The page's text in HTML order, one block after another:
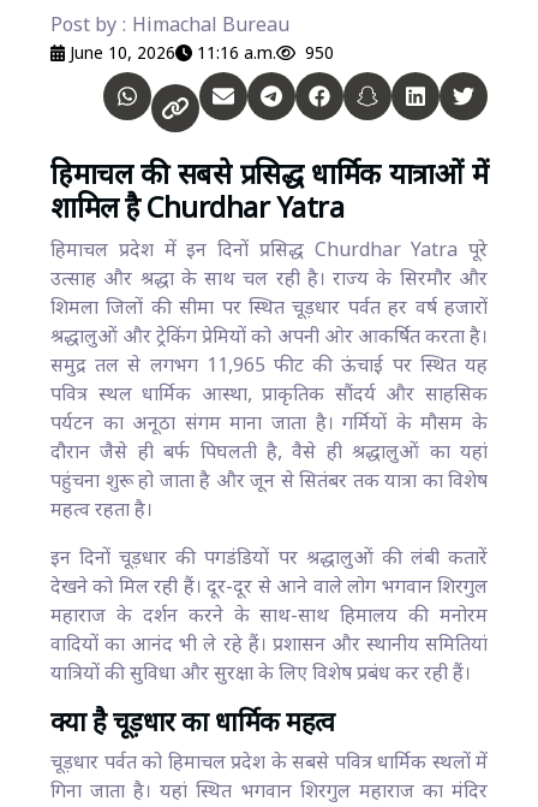
Post by : Himachal Bureau
June 10, 2026 11:16 a.m. 950
हिमाचल की सबसे प्रसिद्ध धार्मिक यात्राओं में
शामिल है Churdhar Yatra
हिमाचल प्रदेश में इन दिनों प्रसिद्ध Churdhar Yatra पूरे
उत्साह और श्रद्धा के साथ चल रही है। राज्य के सिरमौर और
शिमला जिलों की सीमा पर स्थित चूड़धार पर्वत हर वर्ष हजारों
श्रद्धालुओं और ट्रेकिंग प्रेमियों को अपनी ओर आकर्षित करता है।
समुद्र तल से लगभग 11,965 फीट की ऊंचाई पर स्थित यह
पवित्र स्थल धार्मिक आस्था, प्राकृतिक सौंदर्य और साहसिक
पर्यटन का अनूठा संगम माना जाता है। गर्मियों के मौसम के
दौरान जैसे ही बर्फ पिघलती है, वैसे ही श्रद्धालुओं का यहां
पहुंचना शुरू हो जाता है और जून से सितंबर तक यात्रा का विशेष
महत्व रहता है।
इन दिनों चूड़धार की पगडंडियों पर श्रद्धालुओं की लंबी कतारें
देखने को मिल रही हैं। दूर-दूर से आने वाले लोग भगवान शिरगुल
महाराज के दर्शन करने के साथ-साथ हिमालय की मनोरम
वादियों का आनंद भी ले रहे हैं। प्रशासन और स्थानीय समितियां
यात्रियों की सुविधा और सुरक्षा के लिए विशेष प्रबंध कर रही हैं।
क्या है चूड़धार का धार्मिक महत्व
चूड़धार पर्वत को हिमाचल प्रदेश के सबसे पवित्र धार्मिक स्थलों में
गिना जाता है। यहां स्थित भगवान शिरगुल महाराज का मंदिर